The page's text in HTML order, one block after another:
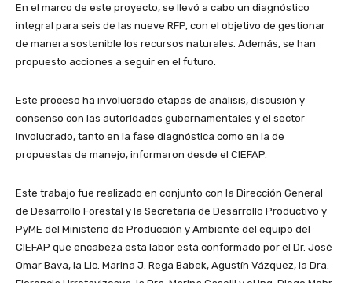
En el marco de este proyecto, se llevó a cabo un diagnóstico
integral para seis de las nueve RFP, con el objetivo de gestionar
de manera sostenible los recursos naturales. Además, se han
propuesto acciones a seguir en el futuro.
Este proceso ha involucrado etapas de análisis, discusión y
consenso con las autoridades gubernamentales y el sector
involucrado, tanto en la fase diagnóstica como en la de
propuestas de manejo, informaron desde el CIEFAP.
Este trabajo fue realizado en conjunto con la Dirección General
de Desarrollo Forestal y la Secretaría de Desarrollo Productivo y
PyME del Ministerio de Producción y Ambiente del equipo del
CIEFAP que encabeza esta labor está conformado por el Dr. José
Omar Bava, la Lic. Marina J. Rega Babek, Agustín Vázquez, la Dra.